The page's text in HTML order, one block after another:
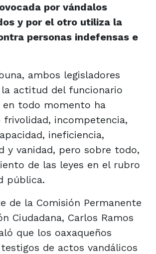
por vándalos
y por el otro utiliza la
personas indefensas e
ambos legisladores
actitud del funcionario
en todo momento ha
frivolidad, incompetencia,
ineficiencia,
y vanidad, pero sobre todo,
de las leyes en el rubro
pública.
de la Comisión Permanente
Ciudadana, Carlos Ramos
que los oaxaqueños
de actos vandálicos